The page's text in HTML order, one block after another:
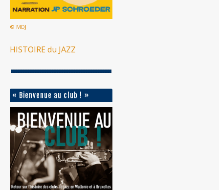
© MDJ
HISTOIRE du JAZZ
« Bienvenue au club ! »